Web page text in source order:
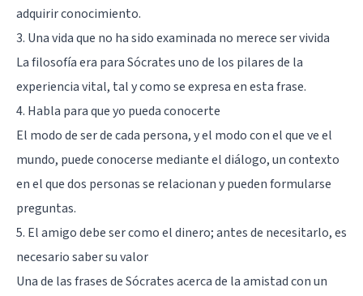
adquirir conocimiento.
3. Una vida que no ha sido examinada no merece ser vivida
La filosofía era para Sócrates uno de los pilares de la
experiencia vital, tal y como se expresa en esta frase.
4. Habla para que yo pueda conocerte
El modo de ser de cada persona, y el modo con el que ve el
mundo, puede conocerse mediante el diálogo, un contexto
en el que dos personas se relacionan y pueden formularse
preguntas.
5. El amigo debe ser como el dinero; antes de necesitarlo, es
necesario saber su valor
Una de las frases de Sócrates acerca de la amistad con un